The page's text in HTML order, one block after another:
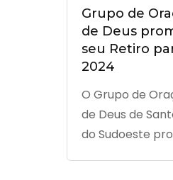
fidelidade. Eis-
Senhor. Envia-
Grupo de
de Deus
seu Retiro
2024
O Grupo de
de Deus de
do Sudoeste